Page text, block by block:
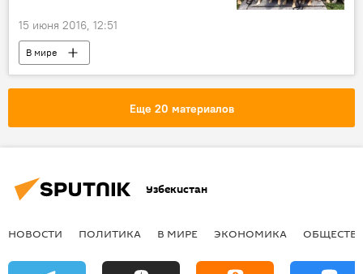
15 июня 2016, 12:51
В мире
Массовое убийство в клубе в Орландо
Еще 20 материалов
Узбекистан
НОВОСТИ ПОЛИТИКА В МИРЕ ЭКОНОМИКА